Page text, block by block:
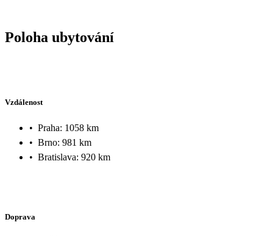
Poloha ubytování
Vzdálenost
• Praha: 1058 km
• Brno: 981 km
• Bratislava: 920 km
Doprava